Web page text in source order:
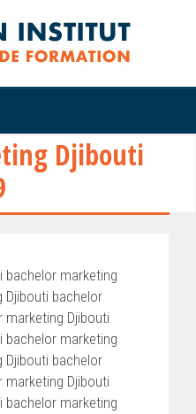
Djibouti
bachelor marketing
Djibouti bachelor
marketing Djibouti
bachelor marketing
Djibouti bachelor
marketing Djibouti
bachelor marketing